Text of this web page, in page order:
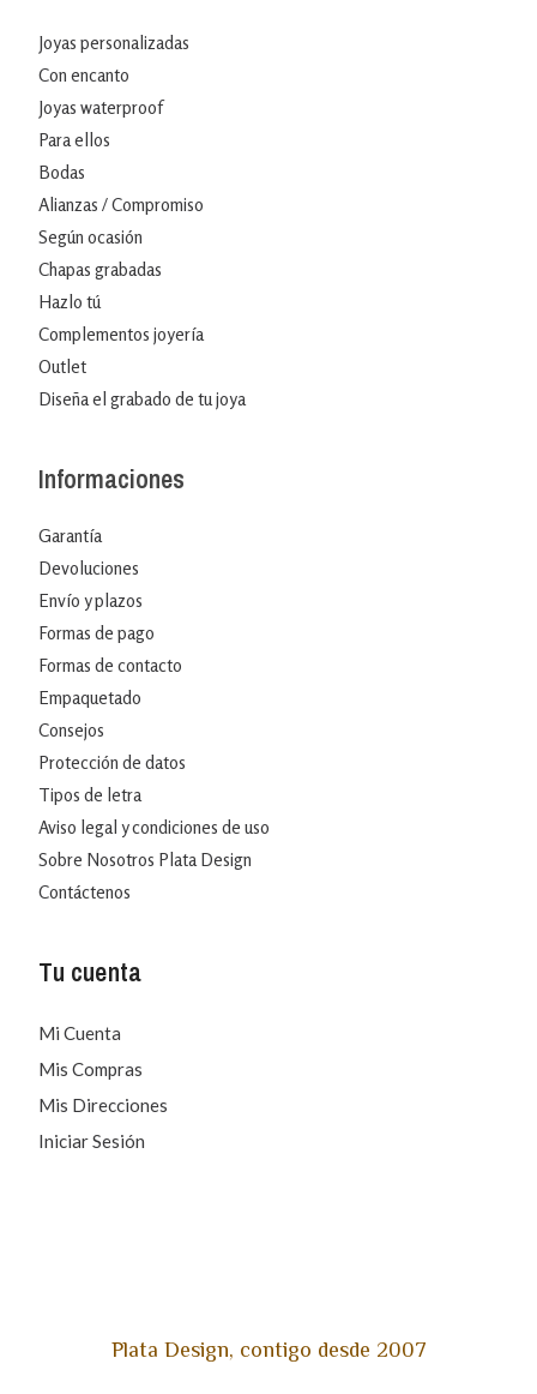
Joyas personalizadas
Con encanto
Joyas waterproof
Para ellos
Bodas
Alianzas / Compromiso
Según ocasión
Chapas grabadas
Hazlo tú
Complementos joyería
Outlet
Diseña el grabado de tu joya
Informaciones
Garantía
Devoluciones
Envío y plazos
Formas de pago
Formas de contacto
Empaquetado
Consejos
Protección de datos
Tipos de letra
Aviso legal y condiciones de uso
Sobre Nosotros Plata Design
Contáctenos
Tu cuenta
Mi Cuenta
Mis Compras
Mis Direcciones
Iniciar Sesión
Plata Design, contigo desde 2007